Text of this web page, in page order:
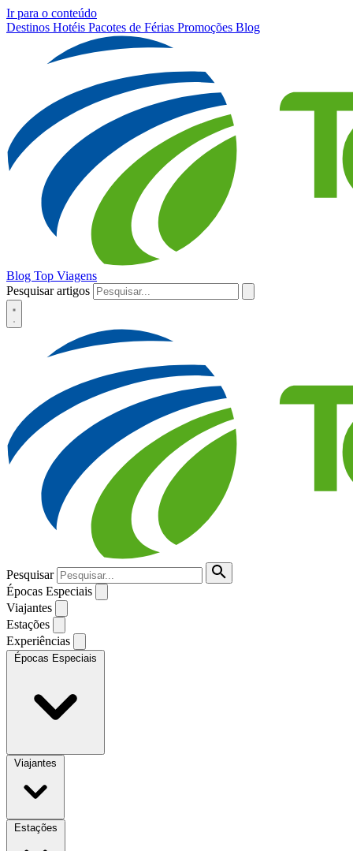
Ir para o conteúdo
Destinos Hotéis Pacotes de Férias Promoções Blog
Blog Top Viagens
Pesquisar artigos
Pesquisar
Épocas Especiais
Viajantes
Estações
Experiências
Épocas Especiais
Viajantes
Estações